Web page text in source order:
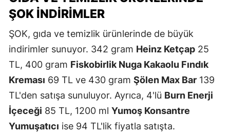
ŞOK İNDIRIMLER
ŞOK, gıda ve temizlik ürünlerinde de büyük
indirimler sunuyor. 342 gram Heinz Ketçap 25
TL, 400 gram Fiskobirlik Nuga Kakaolu Fındık
Kreması 69 TL ve 430 gram Şölen Max Bar 139
TL'den satışa sunuluyor. Ayrıca, 4'lü Burn Enerji
İçeceği 85 TL, 1200 ml Yumoş Konsantre
Yumuşatıcı ise 94 TL'lik fiyatla satışta.